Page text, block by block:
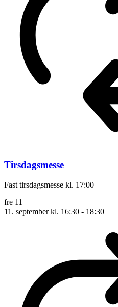
Tirsdagsmesse
Fast tirsdagsmesse kl. 17:00
fre 11
11. september kl. 16:30 - 18:30